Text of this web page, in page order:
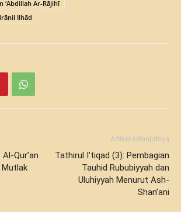
‘Abdillah Ar-Rājihī
Ilhād
Qur’an
Mutlak
Artikel selanjutnya
Tathirul I’tiqad (3): Pembagian
Tauhid Rububiyyah dan
Uluhiyyah Menurut Ash-
Shan’ani